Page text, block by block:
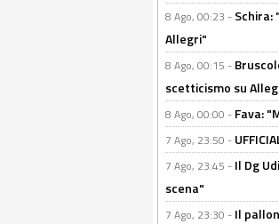
8 Ago, 00:23 - Schira:
Allegri"
8 Ago, 00:15 -
scetticismo su
8 Ago, 00:00 - Fava:
7 Ago, 23:50 -
7 Ago, 23:45 - Il Dg
scena"
7 Ago, 23:30 - Il